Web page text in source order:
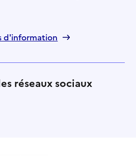
d'information
réseaux sociaux